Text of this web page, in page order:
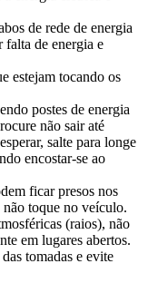
de rede de energia
de energia e
estejam tocando os
postes de energia
não sair até
salte para longe
encostar-se ao
ficar presos nos
não toque no veículo.
(raios), não
em lugares abertos.
tomadas e evite